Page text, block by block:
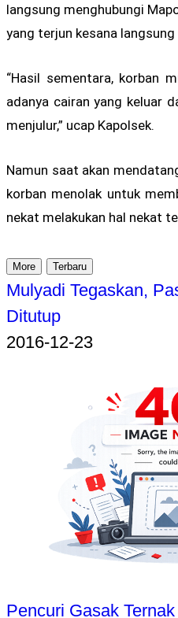
langsung menghubungi
yang terjun kesana langsung
“Hasil sementara, korban
adanya cairan yang keluar
menjulur,” ucap Kapolsek.
Namun saat akan
korban menolak untuk
nekat melakukan hal nekat
More Terbaru
Mulyadi Tegaskan,
Ditutup
2016-12-23
Pencuri Gasak